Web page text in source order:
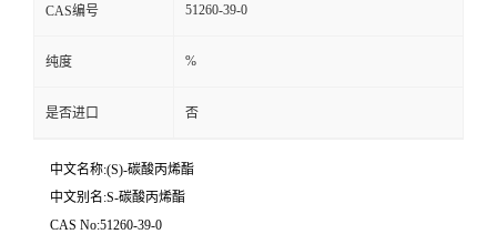
CAS编号 51260-39-0
纯度 %
是否进口 否
中文名称:(S)-碳酸丙烯酯
中文别名:S-碳酸丙烯酯
CAS No:51260-39-0